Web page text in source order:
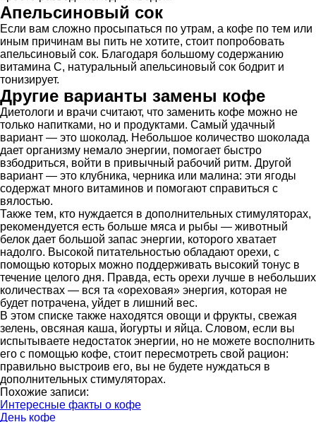
Апельсиновый сок
Если вам сложно просыпаться по утрам, а кофе по тем или
иным причинам вы пить не хотите, стоит попробовать
апельсиновый сок. Благодаря большому содержанию
витамина C, натуральный апельсиновый сок бодрит и
тонизирует.
Другие варианты замены кофе
Диетологи и врачи считают, что заменить кофе можно не
только напитками, но и продуктами. Самый удачный
вариант — это шоколад. Небольшое количество шоколада
дает организму немало энергии, помогает быстро
взбодриться, войти в привычный рабочий ритм. Другой
вариант — это клубника, черника или малина: эти ягоды
содержат много витаминов и помогают справиться с
вялостью.
Также тем, кто нуждается в дополнительных стимуляторах,
рекомендуется есть больше мяса и рыбы — животный
белок дает большой запас энергии, которого хватает
надолго. Высокой питательностью обладают орехи, с
помощью которых можно поддерживать высокий тонус в
течение целого дня. Правда, есть орехи лучше в небольших
количествах — вся та «ореховая» энергия, которая не
будет потрачена, уйдет в лишний вес.
В этом списке также находятся овощи и фрукты, свежая
зелень, овсяная каша, йогурты и яйца. Словом, если вы
испытываете недостаток энергии, но не можете восполнить
его с помощью кофе, стоит пересмотреть свой рацион:
правильно выстроив его, вы не будете нуждаться в
дополнительных стимуляторах.
Похожие записи:
Интересные факты о кофе
День кофе